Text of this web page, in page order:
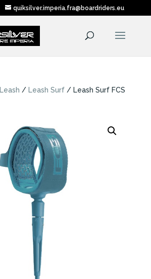
quiksilver.imperia.fra@boardriders.eu
Leash / Leash Surf/ Leash Surf FCS